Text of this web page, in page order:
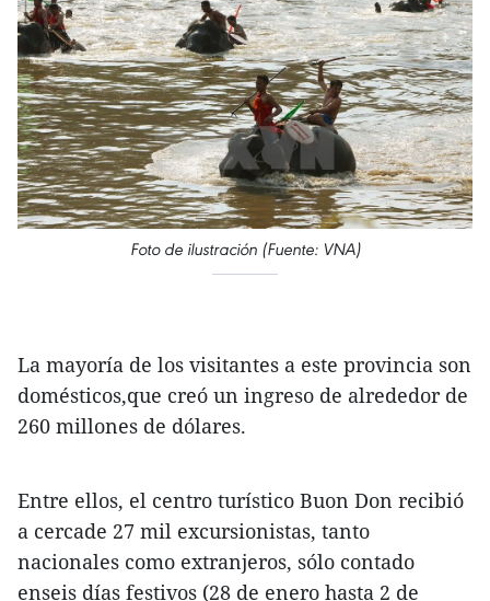
Foto de ilustración (Fuente: VNA)
La mayoría de los visitantes a este provincia son
domésticos,que creó un ingreso de alrededor de
260 millones de dólares.
Entre ellos, el centro turístico Buon Don recibió
a cercade 27 mil excursionistas, tanto
nacionales como extranjeros, sólo contado
enseis días festivos (28 de enero hasta 2 de